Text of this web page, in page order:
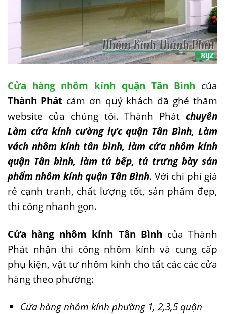
Cửa hàng nhôm kính quận Tân Bình của
Thành Phátcảm ơn quý khách đã ghé thăm
website của chúng tôi. Thành Phát chuyên
Làm cửa kính cường lực quận Tân Bình, Làm
vách nhôm kính tân bình, làm cửa nhôm kính
quận Tân bình, làm tủ bếp, tủ trưng bày sản
phẩm nhôm kính quận Tân Bình. Với chi phí giá
rẻ cạnh tranh, chất lượng tốt, sản phẩm đẹp,
thi công nhanh gọn.
Cửa hàng nhôm kính Tân Bình của Thành
Phát nhận thi công nhôm kính và cung cấp
phụ kiện, vật tư nhôm kính cho tất các các cửa
hàng theo phường:
Cửa hàng nhôm kính phường 1, 2,3,5 quận